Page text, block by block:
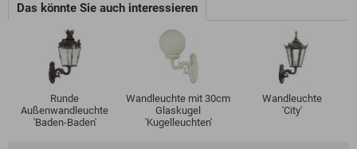
Das könnte Sie auch interessieren
Runde
Außenwandleuchte
'Baden-Baden'
Wandleuchte mit 30cm
Glaskugel
'Kugelleuchten'
Wandleuchte
'City'